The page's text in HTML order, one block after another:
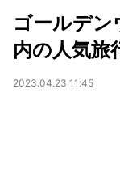
ゴールデ
内の人気旅
2023.04.23 11:45